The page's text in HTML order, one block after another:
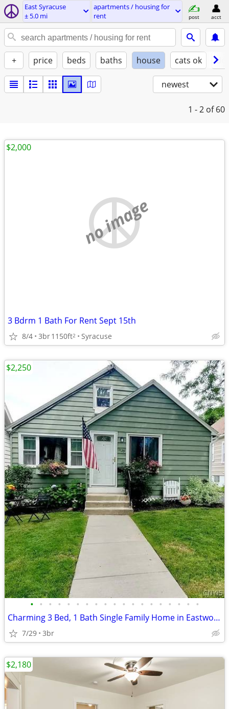
East Syracuse
± 5.0 mi
apartments / housing for
rent
post acct
+ price beds baths house cats ok
newest
1 - 2 of 60
no image
3 Bdrm 1 Bath For Rent Sept 15th
8/4 3br1150ft2 Syracuse
$2,000
• • • • • • • • • • • • • • • • • • •
Charming 3 Bed, 1 Bath Single Family Home in Eastwood - Available 8/1
7/29 3br
$2,250
$2,180